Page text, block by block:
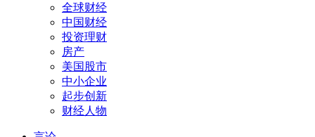
全球财经
中国财经
投资理财
房产
美国股市
中小企业
起步创新
财经人物